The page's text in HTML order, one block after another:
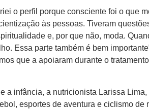
o perfil porque consciente foi o que
às pessoas. Tiveram
e, por que não, moda.
Essa parte também é bem
que a apoiaram durante o
a infância, a nutricionista Larissa
esportes de aventura e ciclismo